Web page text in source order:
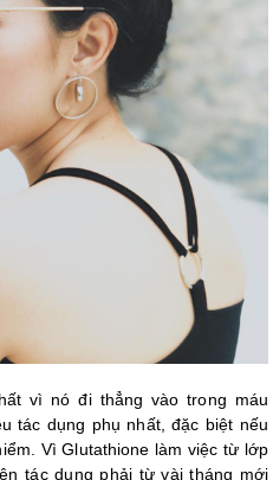
vì nó đi thẳng vào trong máu
tác dụng phụ nhất, đặc biệt nếu
Vì Glutathione làm việc từ lớp
tác dụng phải từ vài tháng mới